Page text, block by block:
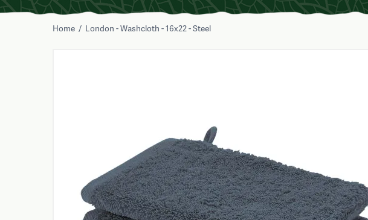
Home / London - Washcloth - 16x22 - Steel